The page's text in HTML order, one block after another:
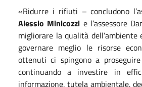
«Ridurre i rifiuti – concludono
Alessio Minicozzi e l’assessore
migliorare la qualità dell’ambiente
governare meglio le risorse
ottenuti ci spingono a
continuando a investire in
informazione, tutela ambientale,